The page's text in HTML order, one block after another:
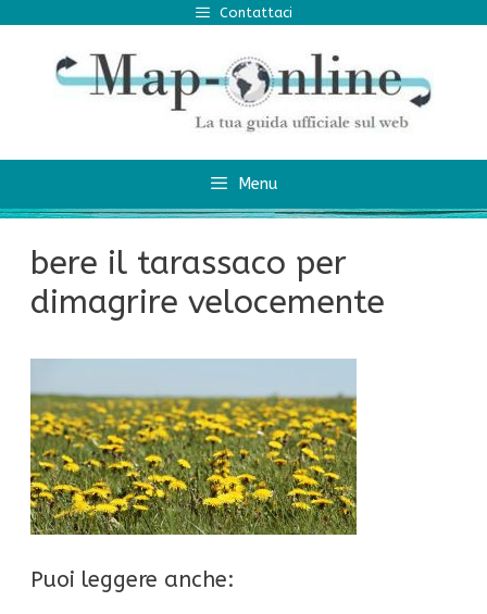
contenuto
Contattaci
Menu
bere il tarassaco per
dimagrire velocemente
Puoi leggere anche: